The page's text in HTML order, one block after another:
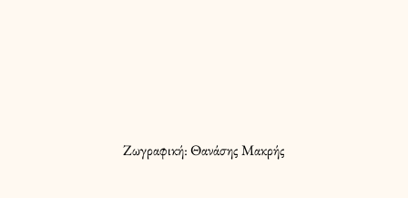
Ζωγραφική: Θανάσης Μακρής